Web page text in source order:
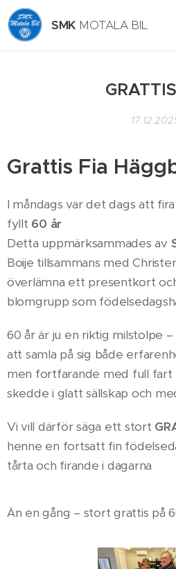
SMK MOTALA BIL
Grattis Fia
I måndags var det dags att fira
fyllt 60 år
Detta uppmärksammades av
Boije tillsammans med
överlämna ett presentkort
blomgrupp som
60 år är ju en riktig milstolpe
att samla på sig både
men fortfarande med full fart
skedde i glatt sällskap och
Vi vill därför säga ett stort
henne en fortsatt fin
tårta och firande i dagarna 🎂🎈
Än en gång – stort grattis på